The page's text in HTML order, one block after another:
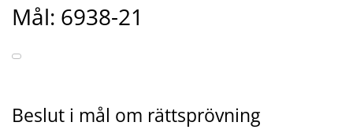
Mål: 6938-21
Beslut i mål om rättsprövning